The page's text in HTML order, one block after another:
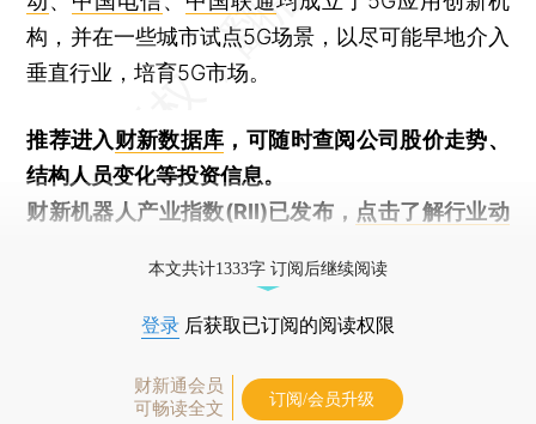
构，并在一些城市试点5G场景，以尽可能早地介入
垂直行业，培育5G市场。
推荐进入财新数据库 ，可随时查阅公司股价走势、
结构人员变化等投资信息。
财新机器人产业指数(RII)已发布， 点击了解行业动
本文共计1333字 订阅后继续阅读
登录 后获取已订阅的阅读权限
财新通会员
可畅读全文
订阅/会员升级